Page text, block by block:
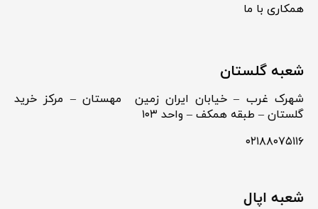
همکاری با ما
شعبه گلستان
شهرک غرب – خیابان ایران زمین مهستان – مرکز خرید
گلستان – طبقه همکف – واحد ۱۰۳
۰۲۱۸۸۰۷۵۱۱۶
شعبه اپال